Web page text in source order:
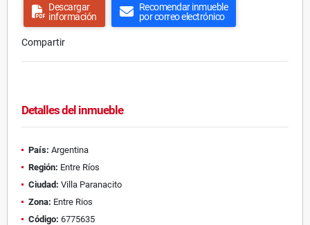
Descargar
información
Recomendar inmueble
por correo electrónico
Compartir
Detalles del inmueble
País: Argentina
Región: Entre Ríos
Ciudad: Villa Paranacito
Zona: Entre Rios
Código: 6775635